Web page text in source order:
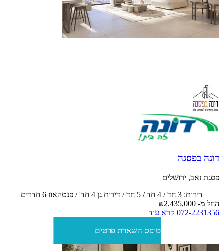
דונה בפסגה
פסגת זאב, ירושלים
דירות: 3 חד / 4 חד / 5 חד / דירות גן 4 חד' / פנטהאוז 6 חדרים
החל מ- ₪2,435,000
072-2231356 קרא עוד
טופס השארת פרטים